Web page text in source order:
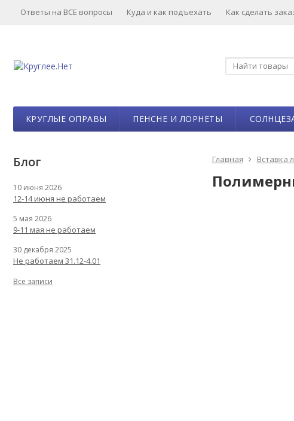
Ответы на ВСЕ вопросы Куда и как подъехать Как сделать
КРУГЛЫЕ ОПРАВЫ ПЕНСНЕ И ЛОРНЕТЫ
Главная Вставка
Блог
10 июня 2026
12-14 июня не работаем
5 мая 2026
9-11 мая не работаем
30 декабря 2025
Не работаем 31.12-4.01
Все записи